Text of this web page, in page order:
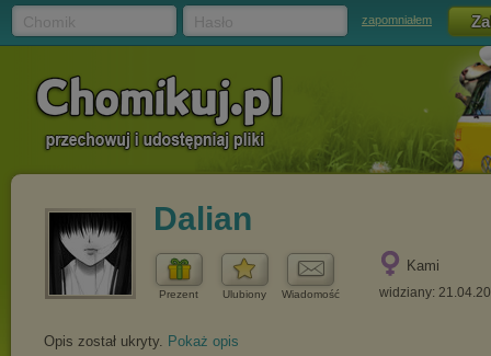
zapomniałem
Dalian
Prezent Ulubiony Wiadomość
Kami
widziany:
Opis został ukryty. Pokaż opis